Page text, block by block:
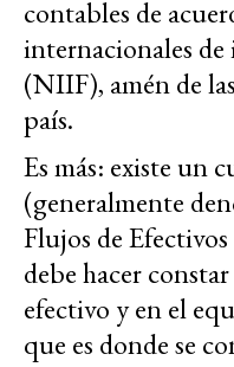
contables de
internacionales
(NIIF), amén de
país.
Es más: existe un
(generalmente
Flujos de
debe hacer
efectivo y en el
que es donde se